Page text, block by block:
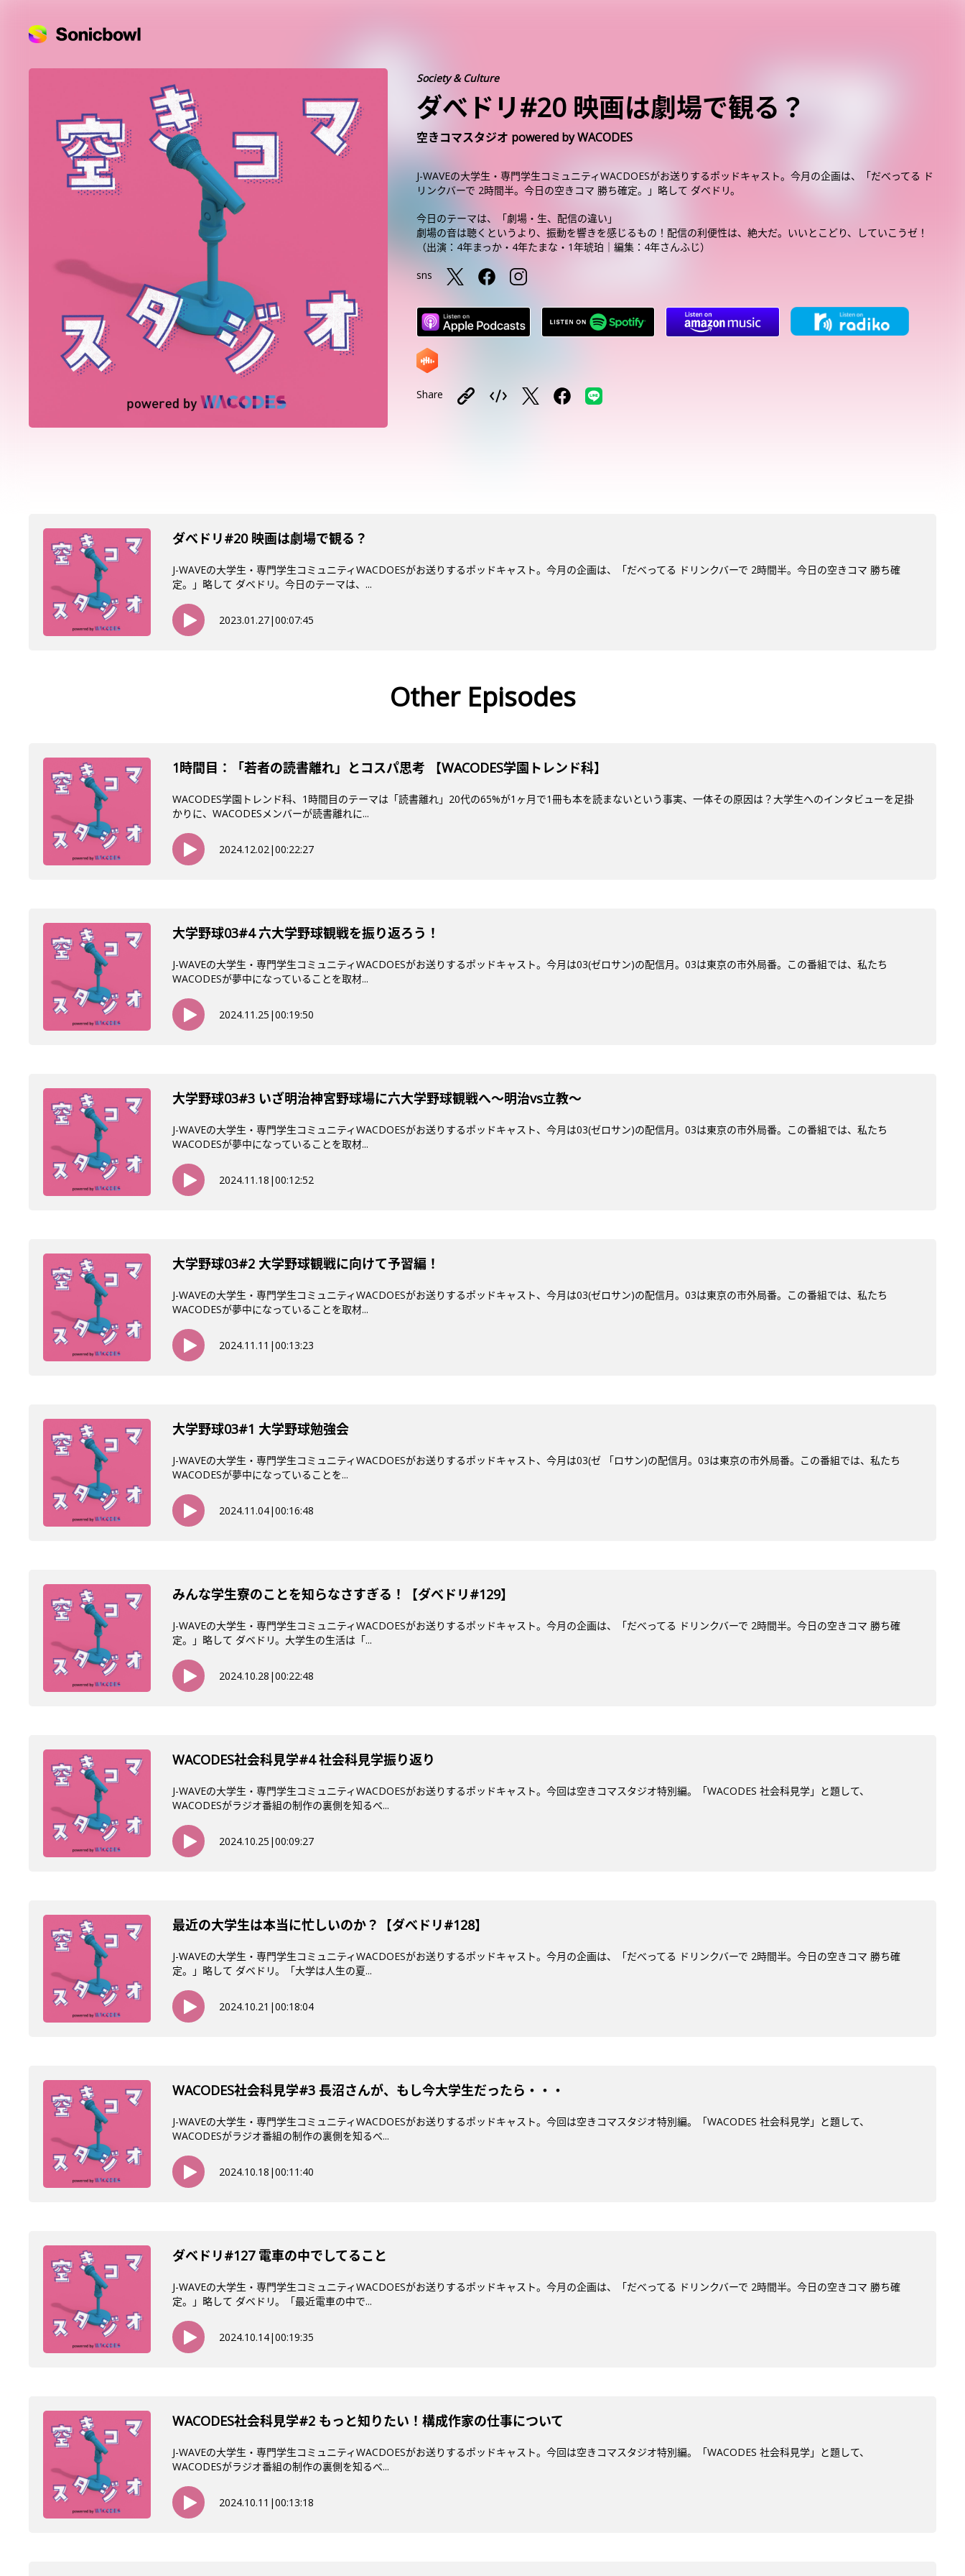
Society & Culture
ダべドリ#20 映画は劇場で観る？
空きコマスタジオ powered by WACODES
J-WAVEの大学生・専門学生コミュニティWACDOESがお送りするポッドキャスト。今月の企画は、「だべってる ド
リンクバーで 2時間半。今日の空きコマ 勝ち確定。」略して ダベドリ。
今日のテーマは、「劇場・生、配信の違い」
劇場の音は聴くというより、振動を響きを感じるもの！配信の利便性は、絶大だ。いいとこどり、していこうゼ！
（出演：4年まっか・4年たまな・1年琥珀｜編集：4年さんふじ）
sns
Share
ダべドリ#20 映画は劇場で観る？
J-WAVEの大学生・専門学生コミュニティWACDOESがお送りするポッドキャスト。今月の企画は、「だべってる ドリンクバーで 2時間半。今日の空きコマ 勝ち確
定。」略して ダベドリ。今日のテーマは、...
2023.01.27|00:07:45
Other Episodes
1時間目：「若者の読書離れ」とコスパ思考 【WACODES学園トレンド科】
WACODES学園トレンド科、1時間目のテーマは「読書離れ」20代の65%が1ヶ月で1冊も本を読まないという事実、一体その原因は？大学生へのインタビューを足掛
かりに、WACODESメンバーが読書離れに...
2024.12.02|00:22:27
大学野球03#4 六大学野球観戦を振り返ろう！
J-WAVEの大学生・専門学生コミュニティWACDOESがお送りするポッドキャスト。今月は03(ゼロサン)の配信月。03は東京の市外局番。この番組では、私たち
WACODESが夢中になっていることを取材...
2024.11.25 |00:19:50
大学野球03#3 いざ明治神宮野球場に六大学野球観戦へ〜明治vs立教〜
J-WAVEの大学生・専門学生コミュニティWACDOESがお送りするポッドキャスト、今月は03(ゼロサン)の配信月。03は東京の市外局番。この番組では、私たち
WACODESが夢中になっていることを取材...
2024.11.18 |00:12:52
大学野球03#2 大学野球観戦に向けて予習編！
J-WAVEの大学生・専門学生コミュニティWACDOESがお送りするポッドキャスト、今月は03(ゼロサン)の配信月。03は東京の市外局番。この番組では、私たち
WACODESが夢中になっていることを取材...
2024.11.11 |00:13:23
大学野球03#1 大学野球勉強会
J-WAVEの大学生・専門学生コミュニティWACDOESがお送りするポッドキャスト、今月は03(ゼ 「ロサン)の配信月。03は東京の市外局番。この番組では、私たち
WACODESが夢中になっていることを...
2024.11.04|00:16:48
みんな学生寮のことを知らなさすぎる！【ダべドリ#129】
J-WAVEの大学生・専門学生コミュニティWACDOESがお送りするポッドキャスト。今月の企画は、「だべってる ドリンクバーで 2時間半。今日の空きコマ 勝ち確
定。」略して ダベドリ。大学生の生活は「...
2024.10.28 |00:22:48
WACODES社会科見学#4 社会科見学振り返り
J-WAVEの大学生・専門学生コミュニティWACDOESがお送りするポッドキャスト。今回は空きコマスタジオ特別編。「WACODES 社会科見学」と題して、
WACODESがラジオ番組の制作の裏側を知るべ...
2024.10.25 |00:09:27
最近の大学生は本当に忙しいのか？【ダべドリ#128】
J-WAVEの大学生・専門学生コミュニティWACDOESがお送りするポッドキャスト。今月の企画は、「だべってる ドリンクバーで 2時間半。今日の空きコマ 勝ち確
定。」略して ダベドリ。「大学は人生の夏...
2024.10.21 |00:18:04
WACODES社会科見学#3 長沼さんが、もし今大学生だったら・・・
J-WAVEの大学生・専門学生コミュニティWACDOESがお送りするポッドキャスト。今回は空きコマスタジオ特別編。「WACODES 社会科見学」と題して、
WACODESがラジオ番組の制作の裏側を知るべ...
2024.10.18 |00:11:40
ダベドリ#127 電車の中でしてること
J-WAVEの大学生・専門学生コミュニティWACDOESがお送りするポッドキャスト。今月の企画は、「だべってる ドリンクバーで 2時間半。今日の空きコマ 勝ち確
定。」略して ダベドリ。「最近電車の中で...
2024.10.14|00:19:35
WACODES社会科見学#2 もっと知りたい！構成作家の仕事について
J-WAVEの大学生・専門学生コミュニティWACDOESがお送りするポッドキャスト。今回は空きコマスタジオ特別編。「WACODES 社会科見学」と題して、
WACODESがラジオ番組の制作の裏側を知るべ...
2024.10.11 |00:13:18